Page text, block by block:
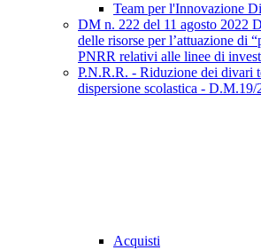
Team per l'Innovazione
DM n. 222 del 11 agosto 2022
delle risorse per l’attuazione di
PNRR relativi alle linee di
P.N.R.R. - Riduzione dei divari
dispersione scolastica - D.M.19/
Acquisti